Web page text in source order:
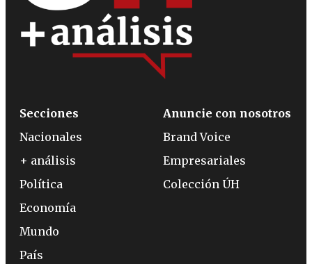
Secciones
Nacionales
+ análisis
Política
Economía
Mundo
País
Anuncie con nosotros
Brand Voice
Empresariales
Colección ÚH